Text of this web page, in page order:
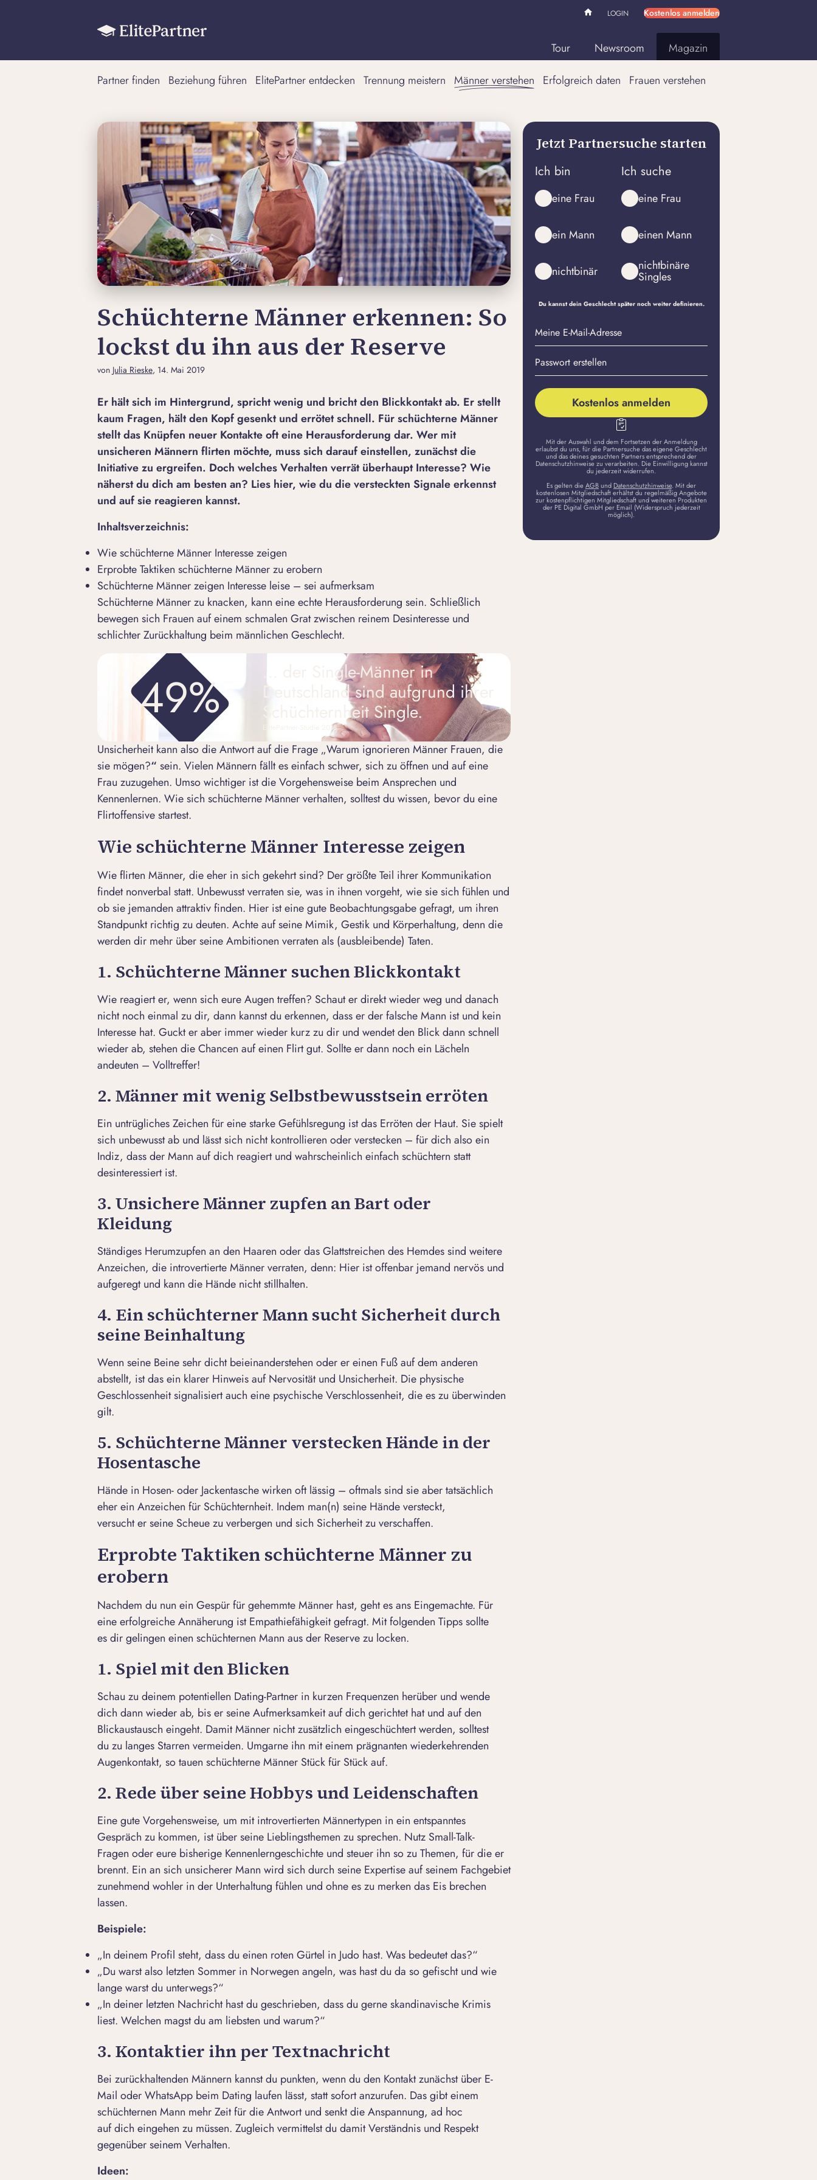
LOGIN Kostenlos anmelden
Tour Newsroom Magazin
Partner finden Beziehung führen ElitePartner entdecken Trennung meistern Männer verstehen Erfolgreich daten Frauen verstehen
Schüchterne Männer erkennen: So
lockst du ihn aus der Reserve
von Julia Rieske, 14. Mai 2019
Er hält sich im Hintergrund, spricht wenig und bricht den Blickkontakt ab. Er stellt
kaum Fragen, hält den Kopf gesenkt und errötet schnell. Für schüchterne Männer
stellt das Knüpfen neuer Kontakte oft eine Herausforderung dar. Wer mit
unsicheren Männern flirten möchte, muss sich darauf einstellen, zunächst die
Initiative zu ergreifen. Doch welches Verhalten verrät überhaupt Interesse? Wie
näherst du dich am besten an? Lies hier, wie du die versteckten Signale erkennst
und auf sie reagieren kannst.
Inhaltsverzeichnis:
Wie schüchterne Männer Interesse zeigen
Erprobte Taktiken schüchterne Männer zu erobern
Schüchterne Männer zeigen Interesse leise – sei aufmerksam
Schüchterne Männer zu knacken, kann eine echte Herausforderung sein. Schließlich
bewegen sich Frauen auf einem schmalen Grat zwischen reinem Desinteresse und
schlichter Zurückhaltung beim männlichen Geschlecht.
49%
… der Single-Männer in
Deutschland sind aufgrund ihrer
Schüchternheit Single.
ElitePartner-Studie 2018
Unsicherheit kann also die Antwort auf die Frage „Warum ignorieren Männer Frauen, die
sie mögen?“ sein. Vielen Männern fällt es einfach schwer, sich zu öffnen und auf eine
Frau zuzugehen. Umso wichtiger ist die Vorgehensweise beim Ansprechen und
Kennenlernen. Wie sich schüchterne Männer verhalten, solltest du wissen, bevor du eine
Flirtoffensive startest.
Wie schüchterne Männer Interesse zeigen
Wie flirten Männer, die eher in sich gekehrt sind? Der größte Teil ihrer Kommunikation
findet nonverbal statt. Unbewusst verraten sie, was in ihnen vorgeht, wie sie sich fühlen und
ob sie jemanden attraktiv finden. Hier ist eine gute Beobachtungsgabe gefragt, um ihren
Standpunkt richtig zu deuten. Achte auf seine Mimik, Gestik und Körperhaltung, denn die
werden dir mehr über seine Ambitionen verraten als (ausbleibende) Taten.
1. Schüchterne Männer suchen Blickkontakt
Wie reagiert er, wenn sich eure Augen treffen? Schaut er direkt wieder weg und danach
nicht noch einmal zu dir, dann kannst du erkennen, dass er der falsche Mann ist und kein
Interesse hat. Guckt er aber immer wieder kurz zu dir und wendet den Blick dann schnell
wieder ab, stehen die Chancen auf einen Flirt gut. Sollte er dann noch ein Lächeln
andeuten – Volltreffer!
2. Männer mit wenig Selbstbewusstsein erröten
Ein untrügliches Zeichen für eine starke Gefühlsregung ist das Erröten der Haut. Sie spielt
sich unbewusst ab und lässt sich nicht kontrollieren oder verstecken – für dich also ein
Indiz, dass der Mann auf dich reagiert und wahrscheinlich einfach schüchtern statt
desinteressiert ist.
3. Unsichere Männer zupfen an Bart oder
Kleidung
Ständiges Herumzupfen an den Haaren oder das Glattstreichen des Hemdes sind weitere
Anzeichen, die introvertierte Männer verraten, denn: Hier ist offenbar jemand nervös und
aufgeregt und kann die Hände nicht stillhalten.
4. Ein schüchterner Mann sucht Sicherheit durch
seine Beinhaltung
Wenn seine Beine sehr dicht beieinanderstehen oder er einen Fuß auf dem anderen
abstellt, ist das ein klarer Hinweis auf Nervosität und Unsicherheit. Die physische
Geschlossenheit signalisiert auch eine psychische Verschlossenheit, die es zu überwinden
gilt.
5. Schüchterne Männer verstecken Hände in der
Hosentasche
Hände in Hosen- oder Jackentasche wirken oft lässig – oftmals sind sie aber tatsächlich
eher ein Anzeichen für Schüchternheit. Indem man(n) seine Hände versteckt,
versucht er seine Scheue zu verbergen und sich Sicherheit zu verschaffen.
Erprobte Taktiken schüchterne Männer zu
erobern
Nachdem du nun ein Gespür für gehemmte Männer hast, geht es ans Eingemachte. Für
eine erfolgreiche Annäherung ist Empathiefähigkeit gefragt. Mit folgenden Tipps sollte
es dir gelingen einen schüchternen Mann aus der Reserve zu locken.
1. Spiel mit den Blicken
Schau zu deinem potentiellen Dating-Partner in kurzen Frequenzen herüber und wende
dich dann wieder ab, bis er seine Aufmerksamkeit auf dich gerichtet hat und auf den
Blickaustausch eingeht. Damit Männer nicht zusätzlich eingeschüchtert werden, solltest
du zu langes Starren vermeiden. Umgarne ihn mit einem prägnanten wiederkehrenden
Augenkontakt, so tauen schüchterne Männer Stück für Stück auf.
2. Rede über seine Hobbys und Leidenschaften
Eine gute Vorgehensweise, um mit introvertierten Männertypen in ein entspanntes
Gespräch zu kommen, ist über seine Lieblingsthemen zu sprechen. Nutz Small-Talk-
Fragen oder eure bisherige Kennenlerngeschichte und steuer ihn so zu Themen, für die er
brennt. Ein an sich unsicherer Mann wird sich durch seine Expertise auf seinem Fachgebiet
zunehmend wohler in der Unterhaltung fühlen und ohne es zu merken das Eis brechen
lassen.
Beispiele:
„In deinem Profil steht, dass du einen roten Gürtel in Judo hast. Was bedeutet das?“
„Du warst also letzten Sommer in Norwegen angeln, was hast du da so gefischt und wie
lange warst du unterwegs?“
„In deiner letzten Nachricht hast du geschrieben, dass du gerne skandinavische Krimis
liest. Welchen magst du am liebsten und warum?“
3. Kontaktier ihn per Textnachricht
Bei zurückhaltenden Männern kannst du punkten, wenn du den Kontakt zunächst über E-
Mail oderWhatsApp beim Dating laufen lässt, statt sofort anzurufen. Das gibt einem
schüchternen Mann mehr Zeit für die Antwort und senkt die Anspannung, ad hoc
auf dich eingehen zu müssen. Zugleich vermittelst du damit Verständnis und Respekt
gegenüber seinem Verhalten.
Ideen:
Jetzt Partnersuche starten
Ich bin
eine Frau
ein Mann
nichtbinär
Ich suche
eine Frau
einen Mann
nichtbinäre
Singles
Du kannst dein Geschlecht später noch weiter definieren.
Meine
E-
Mail-
Adresse
Passwort
erstellen
Kostenlos anmelden
Mit der Auswahl und dem Fortsetzen der Anmeldung
erlaubst du uns, für die Partnersuche das eigene Geschlecht
und das deines gesuchten Partners entsprechend der
Datenschutzhinweise zu verarbeiten. Die Einwilligung kannst
du jederzeit widerrufen.
Es gelten dieAGBund Datenschutzhinweise. Mit der
kostenlosen Mitgliedschaft erhältst du regelmäßig Angebote
zur kostenpflichtigen Mitgliedschaft und weiteren Produkten
der PE Digital GmbH per Email (Widerspruch jederzeit
möglich).